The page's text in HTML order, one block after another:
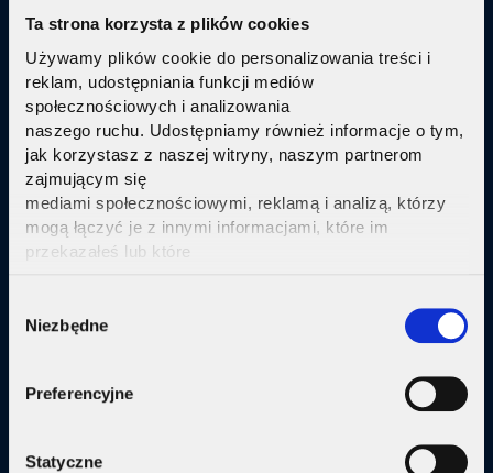
Ta strona korzysta z plików cookies
Używamy plików cookie do personalizowania treści i
reklam, udostępniania funkcji mediów
społecznościowych i analizowania
naszego ruchu. Udostępniamy również informacje o tym,
jak korzystasz z naszej witryny, naszym partnerom
zajmującym się
mediami społecznościowymi, reklamą i analizą, którzy
mogą łączyć je z innymi informacjami, które im
przekazałeś lub które
Selection
Niezbędne
Preferencyjne
Statyczne
Telewizja Replay
Pakiety internetu z nowoczesną telewizją
technologi IPTV Replay TV.
Sprawdź
Internet + telewizja
Internet + plan komórkowy